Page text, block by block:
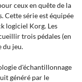
commerciales à
à tout moment en
ceux en quête de la
Cette série est équipée
logiciel Korg. Les
trois pédales (en
du jeu.
d'échantillonnage
généré par le